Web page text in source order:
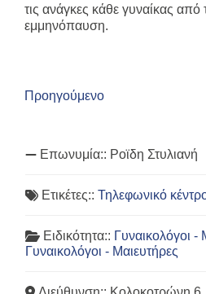
τις ανάγκες κάθε γυναίκας από
εμμηνόπαυση.
Προηγούμενο
Επωνυμία:: Ροϊδη Στυλιανή
Ετικέτες::Τηλεφωνικό
Ειδικότητα:: Γυναικολόγοι -
Γυναικολόγοι - Μαιευτήρες